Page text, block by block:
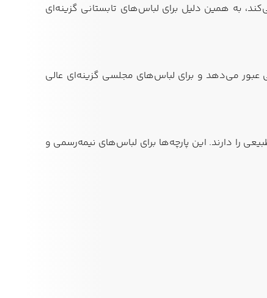
به همین دلیل برای لباس‌های تابستانی گزینه‌ای
می‌دهد و برای لباس‌های مجلسی گزینه‌ای عالی
را دارند. این پارچه‌ها برای لباس‌های نیمه‌رسمی و